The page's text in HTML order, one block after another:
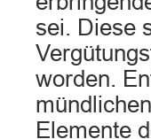
sei. Diese
worden.
Elemente